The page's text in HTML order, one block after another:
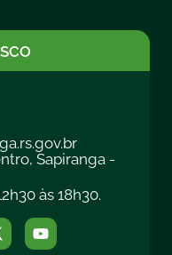
Sapiranga -
às 18h30.